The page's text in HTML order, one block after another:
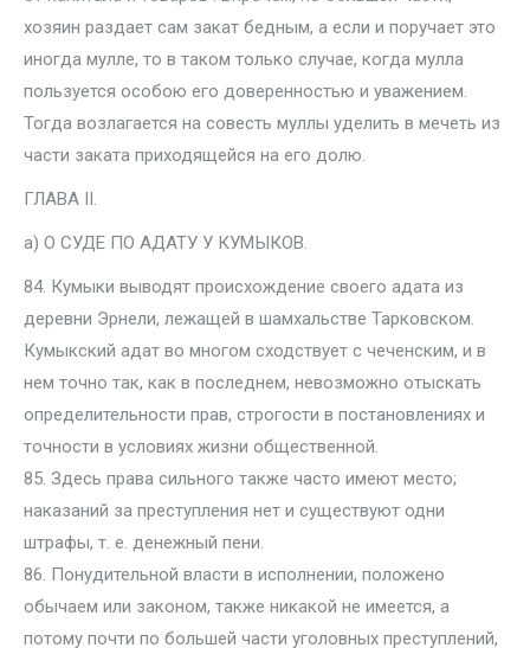
хозяин раздает сам закат бедным, а если и поручает это
иногда мулле, то в таком только случае, когда мулла
пользуется особою его доверенностью и уважением.
Тогда возлагается на совесть муллы уделить в мечеть из
части заката приходящейся на его долю.
ГЛАВА II.
а) О СУДЕ ПО АДАТУ У КУМЫКОВ.
84. Кумыки выводят происхождение своего адата из
деревни Эрнели, лежащей в шамхальстве Тарковском.
Кумыкский адат во многом сходствует с чеченским, и в
нем точно так, как в последнем, невозможно отыскать
определительности прав, строгости в постановлениях и
точности в условиях жизни общественной.
85. Здесь права сильного также часто имеют место;
наказаний за преступления нет и существуют одни
штрафы, т. е. денежный пени.
86. Понудительной власти в исполнении, положено
обычаем или законом, также никакой не имеется, а
потому почти по большей части уголовных преступлений,